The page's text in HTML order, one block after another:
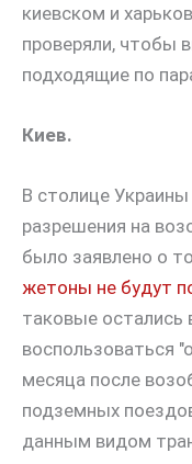
киевском и
проверяли, чтобы
подходящие по
Киев.
В столице
разрешения на
было заявлено о
жетоны не будут
таковые остались
воспользоваться
месяца после
подземных
данным видом